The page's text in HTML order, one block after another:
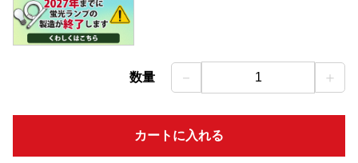
数量 － 1 ＋
カートに入れる